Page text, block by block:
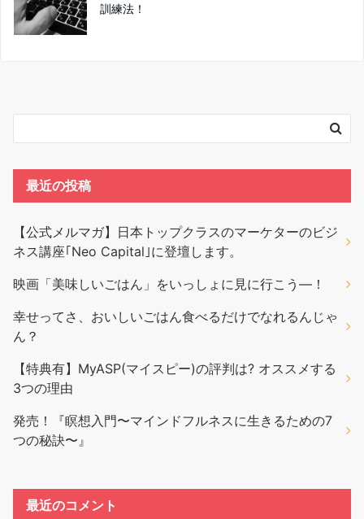
訓練法！
最近の投稿
【公式メルマガ】日本トップクラスのマーケターのビジ
ネス講座｢Neo Capital｣に登壇します。
映画「美味しいごはん」をいっしょに見に行こう―！
幸せってさ、おいしいごはん食べるだけでなれるんじゃ
ん？
【特典有】MyASP(マイスピー)の評判は? オススメする
3つの理由
発売！『瞑想入門〜マインドフルネスに生きるための7
つの秘訣〜』
最近のコメント